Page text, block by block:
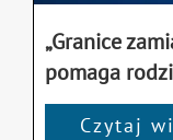
„Granice
pomaga
Czytaj